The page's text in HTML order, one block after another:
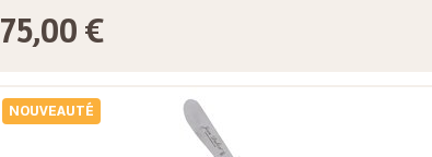
75,00 €
NOUVEAUTÉ